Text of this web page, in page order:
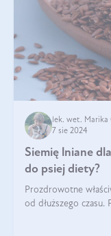
lek. wet. Marika
7 sie 2024
Siemię lniane
do psiej diety?
Prozdrowotne
od dłuższego czasu.